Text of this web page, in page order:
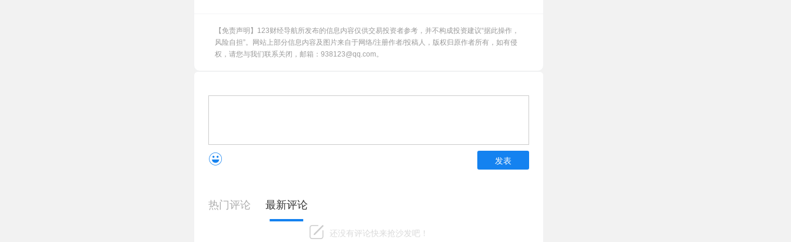
【免责声明】123财经导航所发布的信息内容仅供交易投资者参考，并不构成投资建议“据此操作，
风险自担”。网站上部分信息内容及图片来自于网络/注册作者/投稿人，版权归原作者所有，如有侵
权，请您与我们联系关闭，邮箱：938123@qq.com。
发表
热门评论 最新评论
还没有评论快来抢沙发吧！